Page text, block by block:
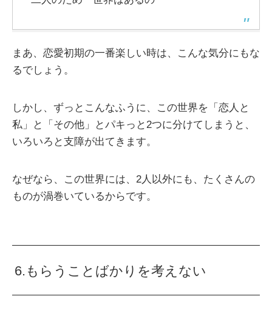
まあ、恋愛初期の一番楽しい時は、こんな気分にもな
るでしょう。
しかし、ずっとこんなふうに、この世界を「恋人と
私」と「その他」とパキっと2つに分けてしまうと、
いろいろと支障が出てきます。
なぜなら、この世界には、2人以外にも、たくさんの
ものが渦巻いているからです。
6.もらうことばかりを考えない